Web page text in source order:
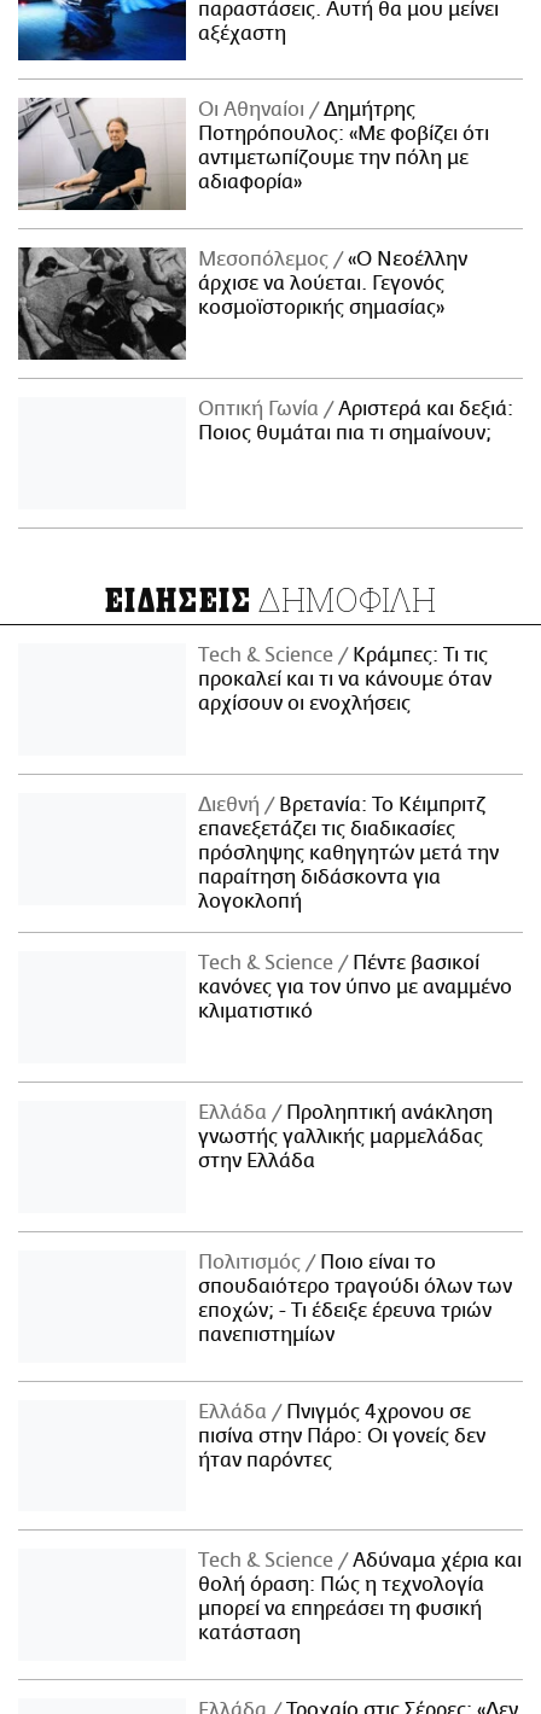
παραστάσεις. Αυτή θα μου μείνει
αξέχαστη
Οι Αθηναίοι
Δημήτρης
Ποτηρόπουλος: «Με φοβίζει ότι
αντιμετωπίζουμε την πόλη με
αδιαφορία»
Μεσοπόλεμος
«Ο Νεοέλλην
άρχισε να λούεται. Γεγονός
κοσμοϊστορικής σημασίας»
Οπτική Γωνία
Αριστερά και δεξιά:
Ποιος θυμάται πια τι σημαίνουν;
ΕΙΔΗΣΕΙΣ ΔΗΜΟΦΙΛΗ
Τech & Science
Κράμπες: Τι τις
προκαλεί και τι να κάνουμε όταν
αρχίσουν οι ενοχλήσεις
Διεθνή
Βρετανία: Το Κέιμπριτζ
επανεξετάζει τις διαδικασίες
πρόσληψης καθηγητών μετά την
παραίτηση διδάσκοντα για
λογοκλοπή
Τech & Science
Πέντε βασικοί
κανόνες για τον ύπνο με αναμμένο
κλιματιστικό
Ελλάδα
Προληπτική ανάκληση
γνωστής γαλλικής μαρμελάδας
στην Ελλάδα
Πολιτισμός
Ποιο είναι το
σπουδαιότερο τραγούδι όλων των
εποχών; - Τι έδειξε έρευνα τριών
πανεπιστημίων
Ελλάδα
Πνιγμός 4χρονου σε
πισίνα στην Πάρο: Οι γονείς δεν
ήταν παρόντες
Τech & Science
Αδύναμα χέρια και
θολή όραση: Πώς η τεχνολογία
μπορεί να επηρεάσει τη φυσική
κατάσταση